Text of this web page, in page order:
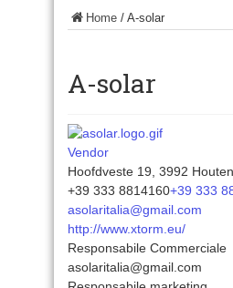
Home / A-solar
A-solar
Vendor
Hoofdveste 19, 3992
+39 333 8814160+39 333
asolaritalia@gmail.com
http://www.xtorm.eu/
Responsabile Commerciale
asolaritalia@gmail.com